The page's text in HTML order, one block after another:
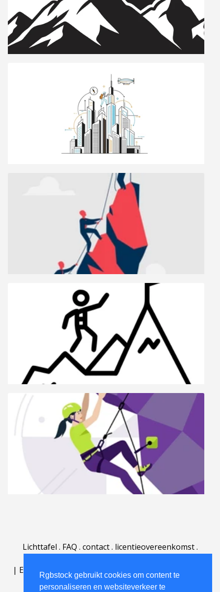
Rgbstock gebruikt cookies om content te
personaliseren en websiteverkeer te
Lichttafel . FAQ . contact. licentieovereenkomst.
| English | Deutsch Español | Português
Nederlands|